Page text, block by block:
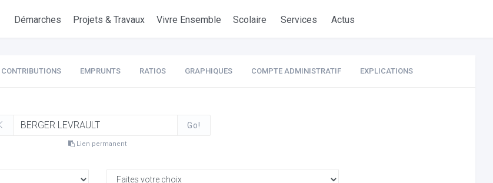
Démarches Projets & Travaux Vivre Ensemble Scolaire Services Actus
CONTRIBUTIONS EMPRUNTS RATIOS GRAPHIQUES COMPTE ADMINISTRATIF EXPLICATIONS
Go!
Lien permanent